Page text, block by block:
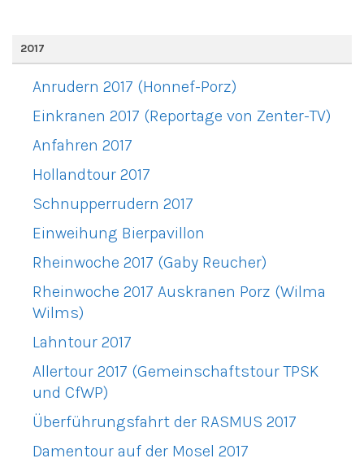
2017
Anrudern 2017 (Honnef-Porz)
Einkranen 2017 (Reportage von Zenter-TV)
Anfahren 2017
Hollandtour 2017
Schnupperrudern 2017
Einweihung Bierpavillon
Rheinwoche 2017 (Gaby Reucher)
Rheinwoche 2017 Auskranen Porz (Wilma
Wilms)
Lahntour 2017
Allertour 2017 (Gemeinschaftstour TPSK
und CfWP)
Überführungsfahrt der RASMUS 2017
Damentour auf der Mosel 2017